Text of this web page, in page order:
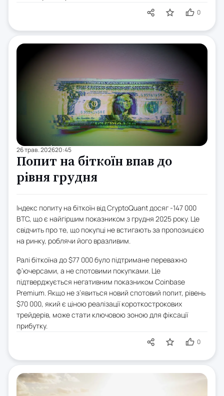
0
26 трав. 202620:45
Попит на біткоїн впав до
рівня грудня
Індекс попиту на біткоїн від CryptoQuant досяг -147 000
BTC, що є найгіршим показником з грудня 2025 року. Це
свідчить про те, що покупці не встигають за пропозицією
на ринку, роблячи його вразливим.
Ралі біткоїна до $77 000 було підтримане переважно
ф’ючерсами, а не спотовими покупками. Це
підтверджується негативним показником Coinbase
Premium. Якщо не з’явиться новий спотовий попит, рівень
$70 000, який є ціною реалізації короткострокових
трейдерів, може стати ключовою зоною для фіксації
прибутку.
0